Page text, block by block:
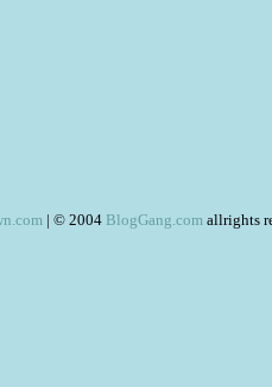
| © 2004 BlogGang.com allrights